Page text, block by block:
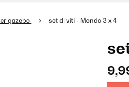
gazebo set di viti - Mondo 3 x 4